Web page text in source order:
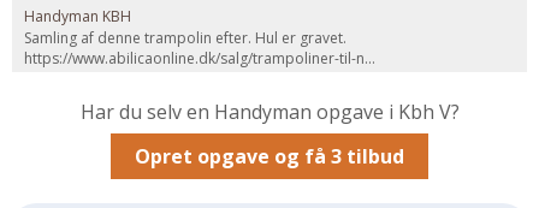
Om Materialer
HANDYMAN
Kemi
Handyman KBH
Samling af denne trampolin efter. Hul er gravet.
https://www.abilicaonline.dk/salg/trampoliner-til-n...
Har du selv en Handyman opgave i Kbh V?
Opret opgave og få 3 tilbud